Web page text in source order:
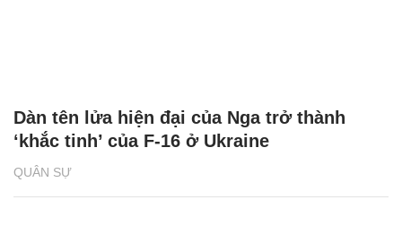
QUÂN SỰ
Dàn tên lửa hiện đại của Nga trở thành
‘khắc tinh’ của F-16 ở Ukraine